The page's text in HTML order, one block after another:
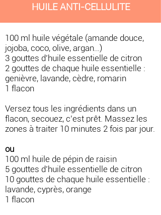
HUILE ANTI-CELLULITE
100 ml huile végétale (amande douce,
jojoba, coco, olive, argan…)
3 gouttes d’huile essentielle de citron
2 gouttes de chaque huile essentielle :
genièvre, lavande, cèdre, romarin
1 flacon
Versez tous les ingrédients dans un
flacon, secouez, c’est prêt. Massez les
zones à traiter 10 minutes 2 fois par jour.
ou
100 ml huile de pépin de raisin
5 gouttes d’huile essentielle de citron
10 gouttes de chaque huile essentielle :
lavande, cyprès, orange
1 flacon